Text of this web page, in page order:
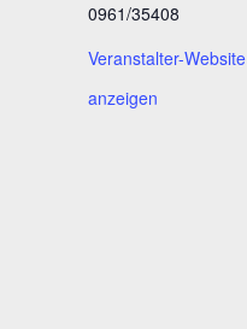
0961/35408
Veranstalter-Website
anzeigen